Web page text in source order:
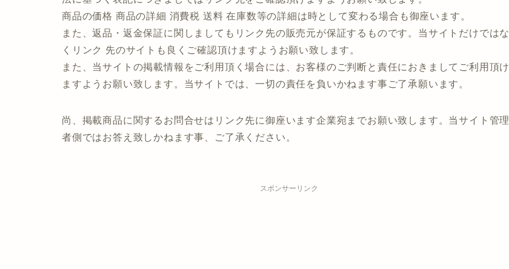
商品の価格 商品の詳細 消費税 送料 在庫数等の詳細は時として変わる場合も御座います。
また、返品・返金保証に関しましてもリンク先の販売元が保証するものです。当サイトだけではな
くリンク 先のサイトも良くご確認頂けますようお願い致します。
また、当サイトの掲載情報をご利用頂く場合には、お客様のご判断と責任におきましてご利用頂け
ますようお願い致します。当サイトでは、一切の責任を負いかねます事ご了承願います。
尚、掲載商品に関するお問合せはリンク先に御座います企業宛までお願い致します。当サイト管理
者側ではお答え致しかねます事、ご了承ください。
スポンサーリンク